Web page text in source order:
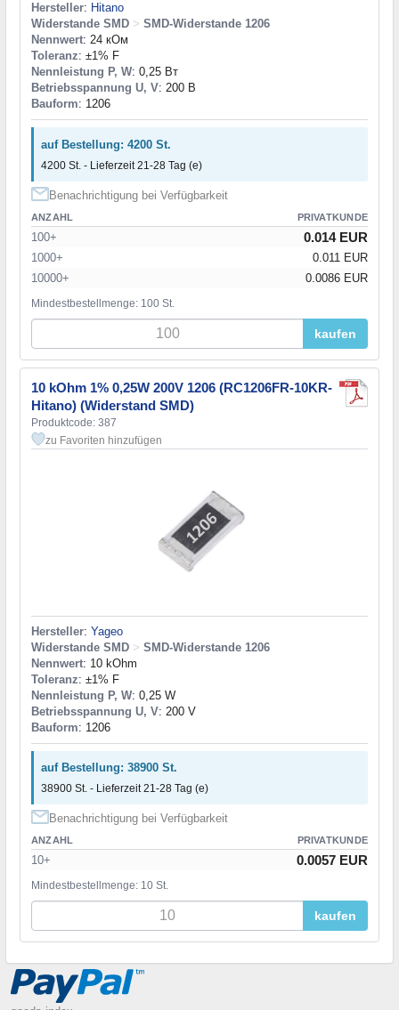
Hersteller: Hitano
Widerstande SMD > SMD-Widerstande 1206
Nennwert: 24 кОм
Toleranz: ±1% F
Nennleistung P, W: 0,25 Вт
Betriebsspannung U, V: 200 В
Bauform: 1206
auf Bestellung: 4200 St.
4200 St. - Lieferzeit 21-28 Tag (e)
Benachrichtigung bei Verfügbarkeit
ANZAHL PRIVATKUNDE
100+ 0.014 EUR
1000+
0.011 EUR
10000+
0.0086 EUR
Mindestbestellmenge: 100 St.
kaufen
10 kOhm 1% 0,25W 200V 1206 (RC1206FR-10KR-
Hitano) (Widerstand SMD)
Produktcode: 387
zu Favoriten hinzufügen
Hersteller: Yageo
Widerstande SMD > SMD-Widerstande 1206
Nennwert: 10 kOhm
Toleranz: ±1% F
Nennleistung P, W: 0,25 W
Betriebsspannung U, V: 200 V
Bauform: 1206
auf Bestellung: 38900 St.
38900 St. - Lieferzeit 21-28 Tag (e)
Benachrichtigung bei Verfügbarkeit
ANZAHL PRIVATKUNDE
10+ 0.0057 EUR
Mindestbestellmenge: 10 St.
kaufen